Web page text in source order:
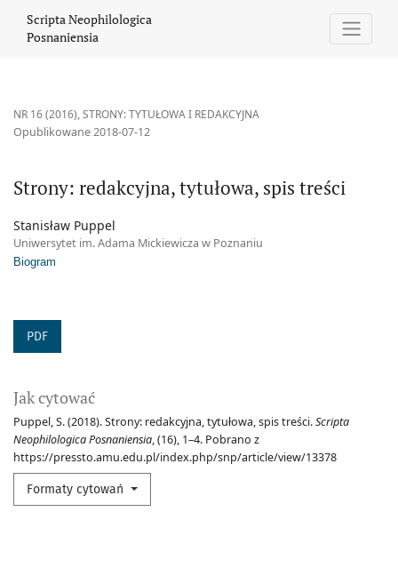
Scripta Neophilologica
Posnaniensia
NR 16 (2016),STRONY: TYTUŁOWA I REDAKCYJNA
Strony: redakcyjna, tytułowa, spis treści
Opublikowane 2018-07-12
Stanisław Puppel
Uniwersytet im. Adama Mickiewicza w Poznaniu
Biogram
PDF
Jak cytować
Puppel, S. (2018). Strony: redakcyjna, tytułowa, spis treści.Scripta
Neophilologica Posnaniensia, (16), 1–4. Pobrano z
https://pressto.amu.edu.pl/index.php/snp/article/view/13378
Formaty cytowań